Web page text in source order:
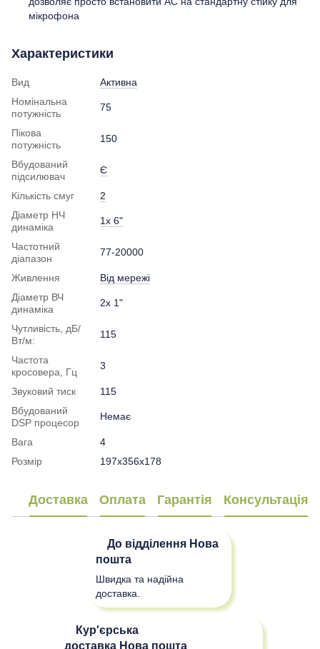
мікрофона
Характеристики
Вид
Активна
Номінальна
потужність
75
Пікова
потужність
150
Вбудований
підсилювач
Є
Кількість смуг
2
Діаметр НЧ
динаміка
1x 6"
Частотний
діапазон
77-20000
Живлення
Від мережі
Діаметр ВЧ
динаміка
2x 1"
Чутливість, дБ/
Вт/м:
115
Частота
кросовера, Гц
3
Звуковий тиск
115
Вбудований
DSP процесор
Немає
Вага
4
Розмір
197x356x178
Доставка Оплата Гарантія Консультація
До відділення Нова
пошта
Швидка та надійна
доставка.
Кур'єрська
доставка Нова пошта